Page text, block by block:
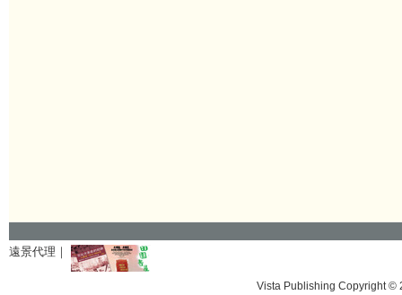
遠景代理｜
Vista Publishing Copyright ©